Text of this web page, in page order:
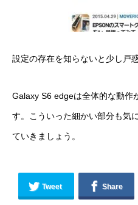
設定の存在を知らないと少し戸
Galaxy S6 edgeは全体的な動作
す。こういった細かい部分も気
ていきましょう。
Tweet Share